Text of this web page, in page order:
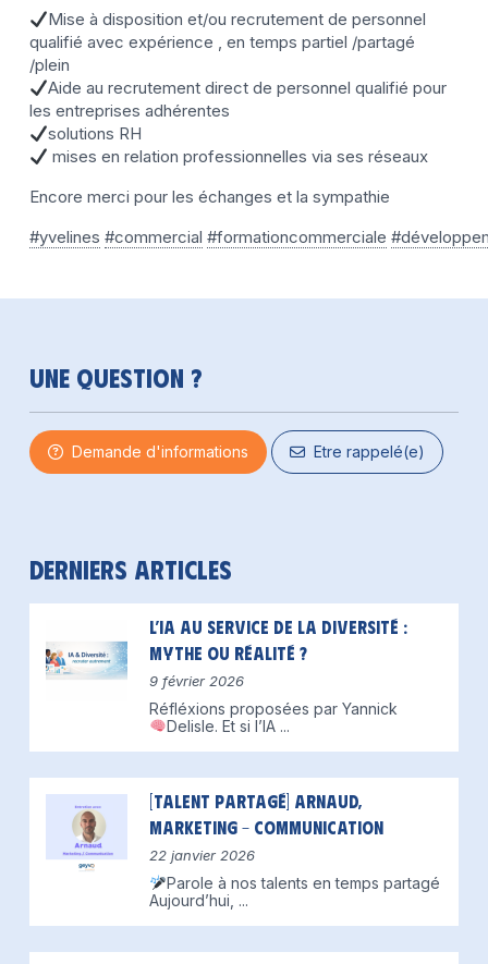
Mise à disposition et/ou recrutement de personnel
qualifié avec expérience , en temps partiel /partagé
/plein
Aide au recrutement direct de personnel qualifié pour
les entreprises adhérentes
solutions RH
mises en relation professionnelles via ses réseaux
Encore merci pour les échanges et la sympathie
#yvelines #commercial #formationcommerciale
Une question ?
Demande d'informations Etre rappelé(e)
Derniers articles
L’IA au service de la diversité :
mythe ou réalité ?
9 février 2026
Réfléxions proposées par Yannick
Delisle. Et si l’IA ...
[Talent partagé] Arnaud,
Marketing – Communication
22 janvier 2026
Parole à nos talents en temps partagé
Aujourd’hui, ...